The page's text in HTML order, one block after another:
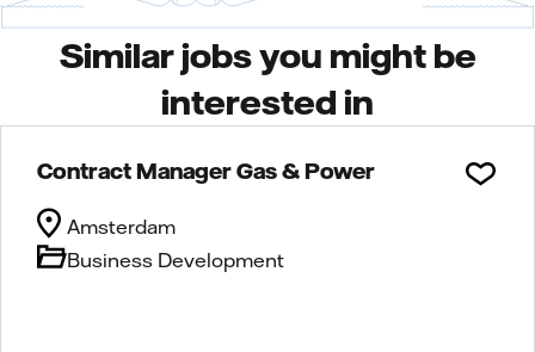
Similar jobs you might be
interested in
Contract Manager Gas & Power
Business Development
Amsterdam